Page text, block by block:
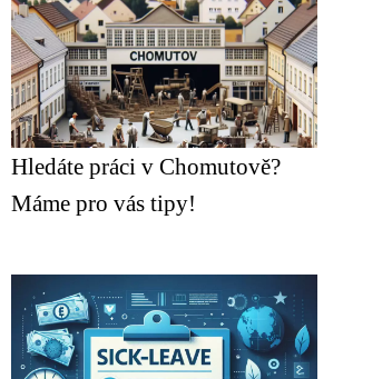
Hledáte práci v Chomutově?
Máme pro vás tipy!